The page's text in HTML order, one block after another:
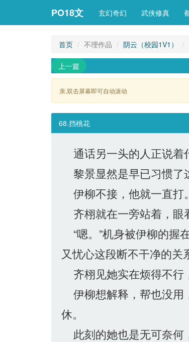
PO18文 玄幻奇幻 武侠修真
首页 不理作品 阴云（校园1V1）
上一篇
亲,双击屏幕即可自动滚动
68.挡桃花
通话另一头的人正说着
黎景显然是早已习惯了
伊柳不接，他就一直打。
齐栩就在一旁站着，眼
“嗯。”机身被伊柳的握
又忧心这段断不干净的关
齐栩见她实在烦得不行
伊柳想解释，帮也没用
休。
此刻的她也是无可奈何